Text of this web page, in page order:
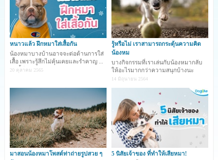
อย่างไรก็ตาม นิสัยขี้หวงไปเสียทุกเรื่องเหตุนี้เองที่มักนำไปสู่
ปัญหาใหญ่ลุกลามบานปลายกลายเป็นพฤติกรรมก้าวร้าวที่
จัดการไม่ได้ ด้วยเหตุนี้เอง ... เราจึงต้องรีบจัดการปราบนิสัย
ขี้หวงกันเสียตั้งแต่ต้นลม ^^
ลักษณะนิสัยของสุนัขพันธุ์บางแก้ว
หนาวแล้ว ฝึกหมาใส่เสื้อกัน
น้องหมาบางบ้านอาจจะต่อต้านการใส่
เสื้อ เพราะรู้สึกไม่คุ้นเคยและรำคาญ ...
วันนี้มีเทคนิ
20 ตุลาคม 2565
รู้หรือไม่ เราสามารถกระตุ้นความคิด
น้องหม
บางกิจกรรมที่เราเล่นกับน้องหมากลับ
ให้อะไรมากกว่าความสนุกบ้างนะ
14 มิถุนายน 2564
มาสอนน้องหมาโพสต์ท่าถ่ายรูปสวย ๆ
5 นิสัยเจ้าของ ที่ทำให้เสียหมา!